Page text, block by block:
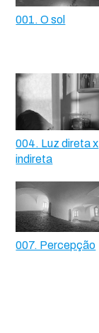
001. O sol
004. Luz direta x
indireta
007. Percepção